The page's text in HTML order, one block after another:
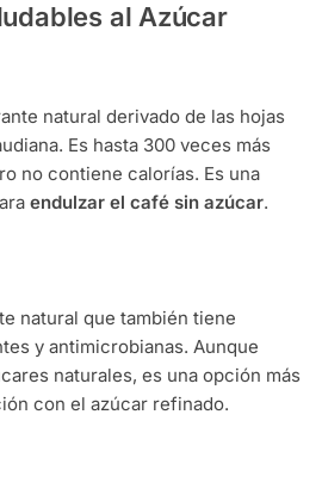
al Azúcar
natural derivado de las hojas
Es hasta 300 veces más
no contiene calorías. Es una
endulzar el café sin azúcar.
natural que también tiene
y antimicrobianas. Aunque
naturales, es una opción más
con el azúcar refinado.